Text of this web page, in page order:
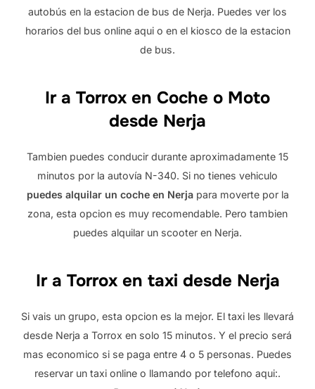
autobús en la estacion de bus de Nerja. Puedes ver los
horarios del bus online aqui o en el kiosco de la estacion
de bus.
Ir a Torrox en Coche o Moto
desde Nerja
Tambien puedes conducir durante aproximadamente 15
minutos por la autovía N-340. Si no tienes vehiculo
puedes alquilar un coche en Nerjapara moverte por la
zona, esta opcion es muy recomendable. Pero tambien
puedes alquilar un scooter en Nerja.
Ir a Torrox en taxi desde Nerja
Si vais un grupo, esta opcion es la mejor. El taxi les llevará
desde Nerja a Torrox en solo 15 minutos. Y el precio será
mas economico si se paga entre 4 o 5 personas. Puedes
reservar un taxi online o llamando por telefono aqui:.